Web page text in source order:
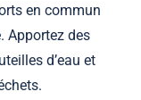
en commun
Apportez des
d’eau et